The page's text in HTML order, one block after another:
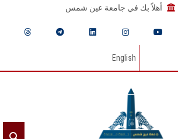
أهلاً بك في جامعة عين شمس
English